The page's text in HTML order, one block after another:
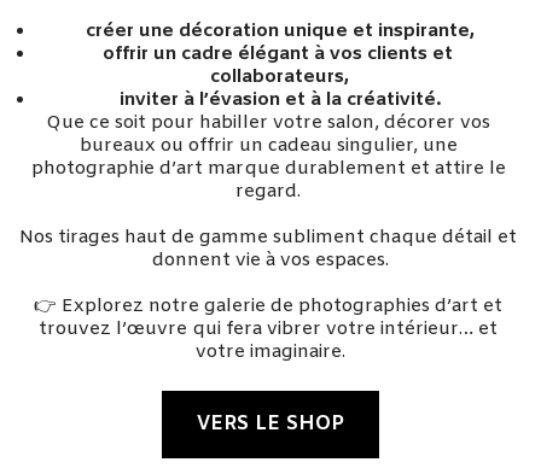
créer une décoration unique et inspirante,
offrir un cadre élégant à vos clients et
collaborateurs,
inviter à l’évasion et à la créativité.
Que ce soit pour habiller votre salon, décorer vos
bureaux ou offrir un cadeau singulier, une
photographie d’art marque durablement et attire le
regard.
Nos tirages haut de gamme subliment chaque détail et
donnent vie à vos espaces.
👉 Explorez notre galerie de photographies d’art et
trouvez l’œuvre qui fera vibrer votre intérieur… et
votre imaginaire.
VERS LE SHOP